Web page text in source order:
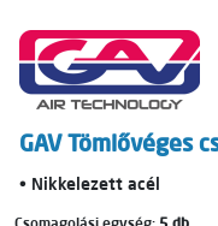
GAV Tömlővéges
• Nikkelezett acél